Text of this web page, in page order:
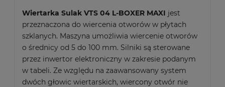
Wiertarka Sulak VTS 04 L-BOXER MAXI jest
przeznaczona do wiercenia otworów w płytach
szklanych. Maszyna umożliwia wiercenie otworów
o średnicy od 5 do 100 mm. Silniki są sterowane
przez inwertor elektroniczny w zakresie podanym
w tabeli. Ze względu na zaawansowany system
dwóch głowic wiertarskich, wiercony otwór nie